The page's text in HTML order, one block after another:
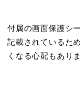
付属の画面保護シ
記載されているた
くなる心配もあり